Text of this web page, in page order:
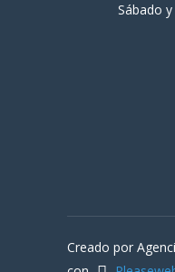
Sábado
Creado por